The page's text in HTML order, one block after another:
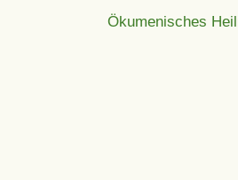
Ökumenisches